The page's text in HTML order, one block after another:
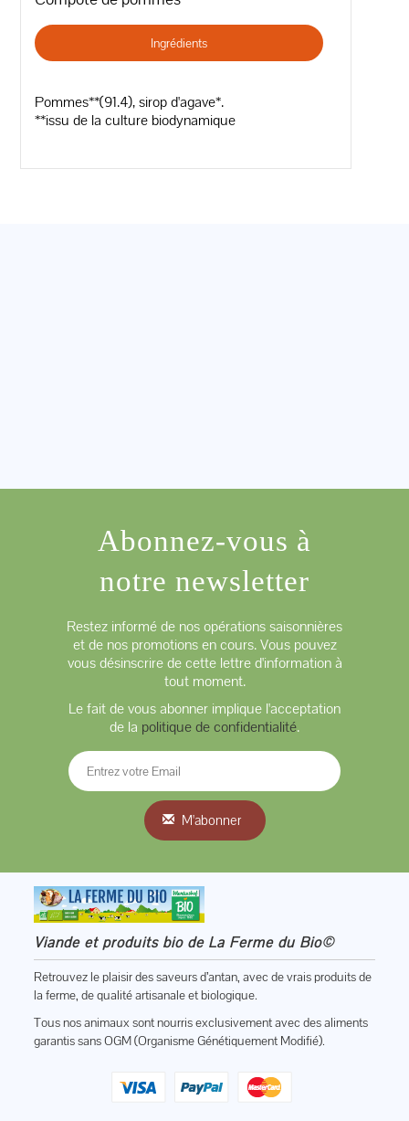
Ingrédients
Pommes**(91.4), sirop d'agave*.
**issu de la culture biodynamique
Abonnez-vous à
notre newsletter
Restez informé de nos opérations saisonnières
et de nos promotions en cours. Vous pouvez
vous désinscrire de cette lettre d'information à
tout moment.
Le fait de vous abonner implique l'acceptation
de la politique de confidentialité.
M'abonner
Viande et produits bio de La Ferme du Bio©
Retrouvez le plaisir des saveurs d’antan, avec de vrais produits de
la ferme, de qualité artisanale et biologique.
Tous nos animaux sont nourris exclusivement avec des aliments
garantis sans OGM (Organisme Génétiquement Modifié).